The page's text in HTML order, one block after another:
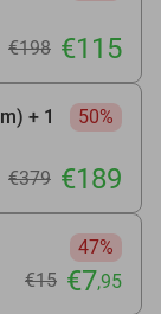
€198 €115
+ 1
50%
€379 €189
47%
€15 €7,95